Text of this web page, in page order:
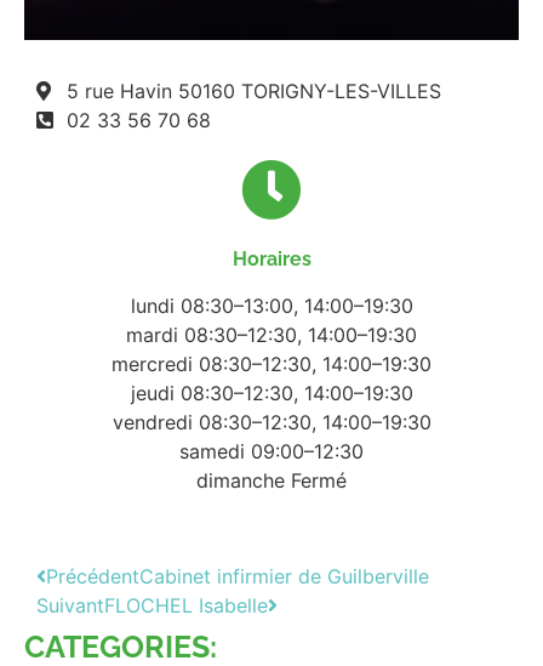
5 rue Havin 50160 TORIGNY-LES-VILLES
02 33 56 70 68
Horaires
lundi 08:30–13:00, 14:00–19:30
mardi 08:30–12:30, 14:00–19:30
mercredi 08:30–12:30, 14:00–19:30
jeudi 08:30–12:30, 14:00–19:30
vendredi 08:30–12:30, 14:00–19:30
samedi 09:00–12:30
dimanche Fermé
PrécédentCabinet infirmier de Guilberville
SuivantFLOCHEL Isabelle
CATEGORIES: